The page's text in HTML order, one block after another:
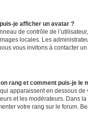
je afficher un avatar ?
de contrôle de
locales. Les
vous invitons à contacter
rang et comment puis-je le
apparaissent en dessous
et les modérateurs. Dans
votre rang sur le forum.